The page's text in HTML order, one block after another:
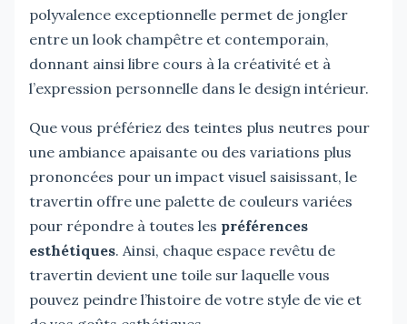
polyvalence exceptionnelle permet de jongler
entre un look champêtre et contemporain,
donnant ainsi libre cours à la créativité et à
l’expression personnelle dans le design intérieur.
Que vous préfériez des teintes plus neutres pour
une ambiance apaisante ou des variations plus
prononcées pour un impact visuel saisissant, le
travertin offre une palette de couleurs variées
pour répondre à toutes les préférences
esthétiques. Ainsi, chaque espace revêtu de
travertin devient une toile sur laquelle vous
pouvez peindre l’histoire de votre style de vie et